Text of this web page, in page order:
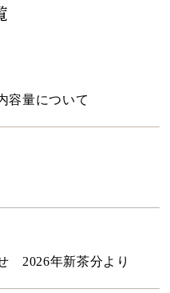
容量について
2026年新茶分より